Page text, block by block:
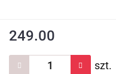
249.00
szt.